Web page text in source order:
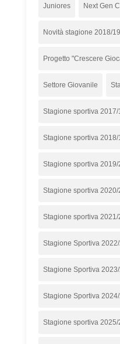
Juniores Next Gen
Novità stagione 2018/19
Progetto "Crescere
Settore Giovanile
Stagione sportiva 2017/
Stagione sportiva 2018/
Stagione sportiva 2019/
Stagione sportiva 2020/
Stagione sportiva 2021/
Stagione Sportiva
Stagione Sportiva
Stagione Sportiva
Stagione sportiva 2025/